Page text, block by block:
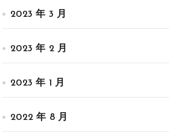
2023 年 3 月
2023 年 2 月
2023 年 1 月
2022 年 8 月